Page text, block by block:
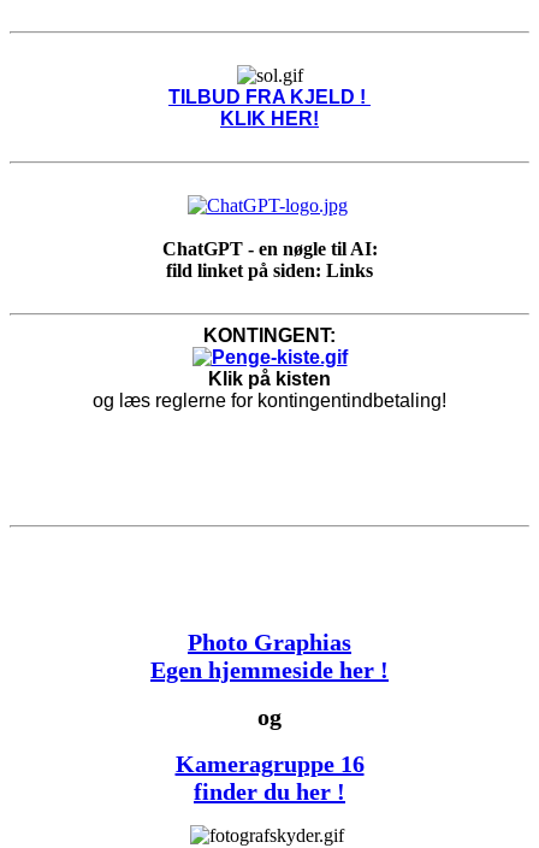
TILBUD FRA KJELD !
KLIK HER!
ChatGPT - en nøgle til AI:
fild linket på siden: Links
KONTINGENT:
Klik på kisten
og læs reglerne for kontingentindbetaling!
Photo Graphias
Egen hjemmeside her !
og
Kameragruppe 16
finder du her !